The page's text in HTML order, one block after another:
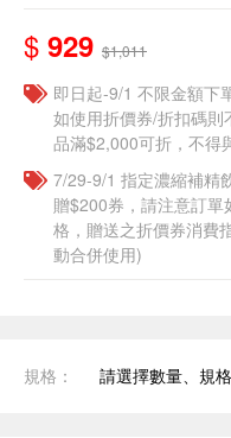
$ 929 $1,011
即日起-9/1 不限金額下
如使用折價券/折扣碼
品滿$2,000可折，不得
7/29-9/1 指定濃縮補精
贈$200券，請注意訂
格，贈送之折價券消費
動合併使用)
規格： 請選擇數量、規格